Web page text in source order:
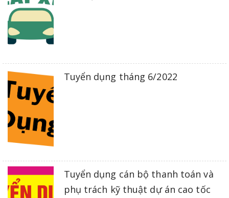
Tuyển dụng tháng 6/2022
Tuyển dụng cán bộ thanh toán và
phụ trách kỹ thuật dự án cao tốc